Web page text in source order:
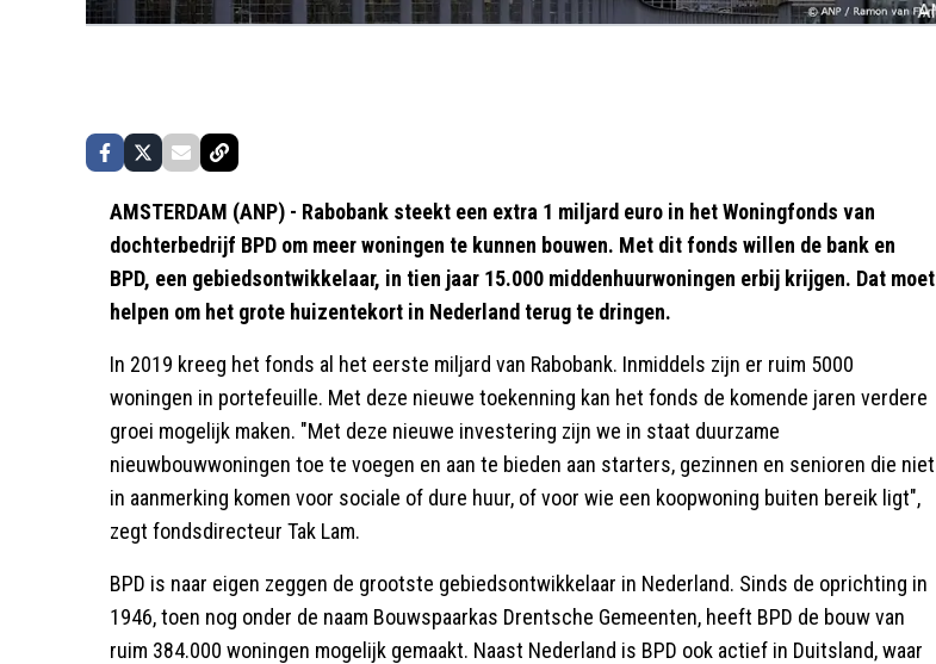
AMSTERDAM (ANP) - Rabobank steekt een extra 1 miljard euro in het Woningfonds van
dochterbedrijf BPD om meer woningen te kunnen bouwen. Met dit fonds willen de bank en
BPD, een gebiedsontwikkelaar, in tien jaar 15.000 middenhuurwoningen erbij krijgen. Dat moet
helpen om het grote huizentekort in Nederland terug te dringen.
In 2019 kreeg het fonds al het eerste miljard van Rabobank. Inmiddels zijn er ruim 5000
woningen in portefeuille. Met deze nieuwe toekenning kan het fonds de komende jaren verdere
groei mogelijk maken. "Met deze nieuwe investering zijn we in staat duurzame
nieuwbouwwoningen toe te voegen en aan te bieden aan starters, gezinnen en senioren die niet
in aanmerking komen voor sociale of dure huur, of voor wie een koopwoning buiten bereik ligt",
zegt fondsdirecteur Tak Lam.
BPD is naar eigen zeggen de grootste gebiedsontwikkelaar in Nederland. Sinds de oprichting in
1946, toen nog onder de naam Bouwspaarkas Drentsche Gemeenten, heeft BPD de bouw van
ruim 384.000 woningen mogelijk gemaakt. Naast Nederland is BPD ook actief in Duitsland, waar